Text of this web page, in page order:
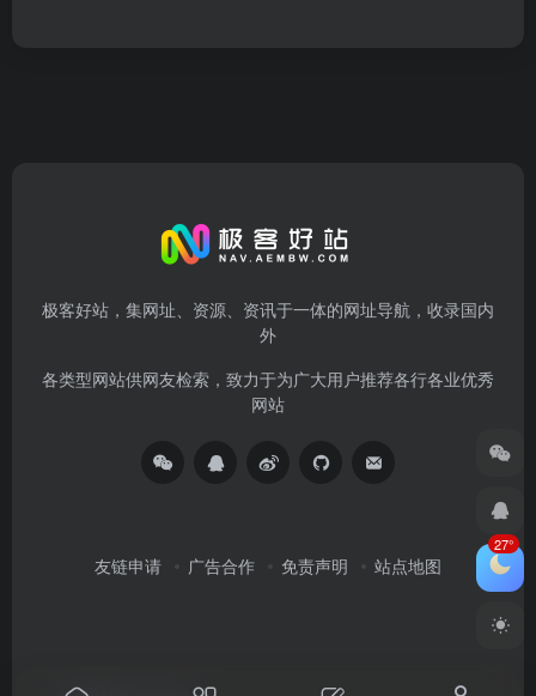
极客好站，集网址、资源、资讯于一体的网址导航，收录国内
外
各类型网站供网友检索，致力于为广大用户推荐各行各业优秀
网站
友链申请 广告合作 免责声明 站点地图
27°